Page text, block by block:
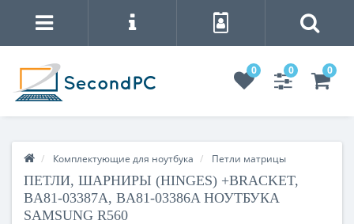
0 0 0
Комплектующие для ноутбука Петли матрицы
ПЕТЛИ, ШАРНИРЫ (HINGES) +BRACKET,
BA81-03387A, BA81-03386A НОУТБУКА
SAMSUNG R560